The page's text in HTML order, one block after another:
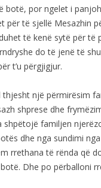
botë, por ngelet i
për të sjellë Mesazhin
të kenë sytë për të
do të jenë të
t’u përgjigjur.
thjesht një përmirësim
shprese dhe
shpëtojë familjen
dhe nga sundimi
rrethana të rënda që
Dhe po përballoni